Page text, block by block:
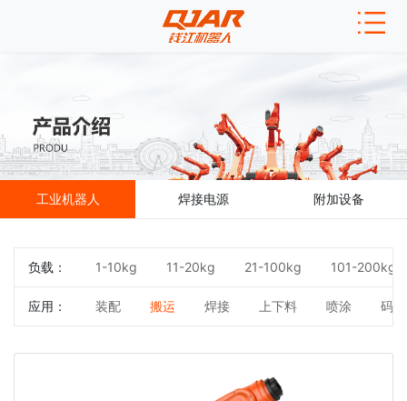
工业机器人 焊接电源 附加设备
负载： 1-10kg 11-20kg 21-100kg 101-200kg
应用： 装配 搬运 焊接 上下料 喷涂 码垛